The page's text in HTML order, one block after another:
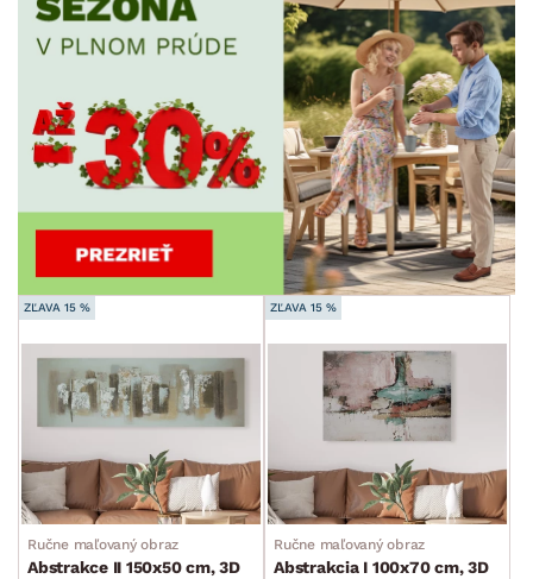
ZĽAVA 15 %
Ručne maľovaný obraz
Abstrakce II 150x50 cm, 3D
ZĽAVA 15 %
Ručne maľovaný obraz
Abstrakcia I 100x70 cm, 3D